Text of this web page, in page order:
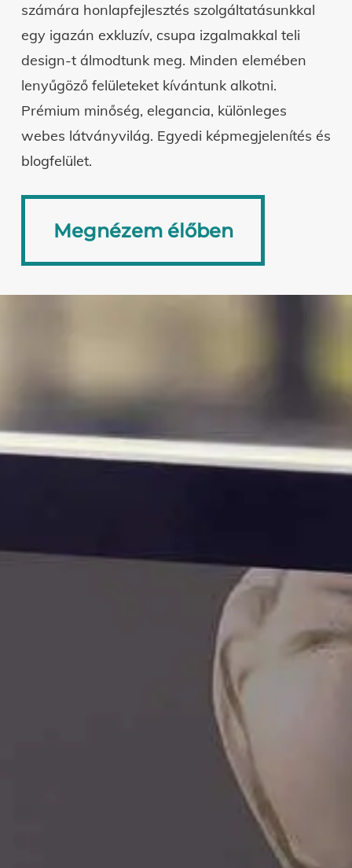
számára honlapfejlesztés szolgáltatásunkkal
egy igazán exkluzív, csupa izgalmakkal teli
design-t álmodtunk meg. Minden elemében
lenyűgöző felületeket kívántunk alkotni.
Prémium minőség, elegancia, különleges
webes látványvilág. Egyedi képmegjelenítés és
blogfelület.
Megnézem élőben
Megnézem élőben